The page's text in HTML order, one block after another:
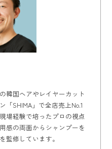
韓国ヘアやレイヤーカット
「SHIMA」で全店売上No.1
場経験で培ったプロの視点
感の両面からシャンプーを
監修しています。